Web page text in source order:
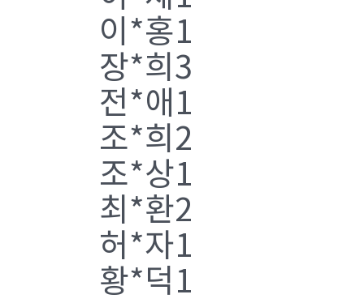
이*홍1
장*희3
전*애1
조*희2
조*상1
최*환2
허*자1
황*덕1